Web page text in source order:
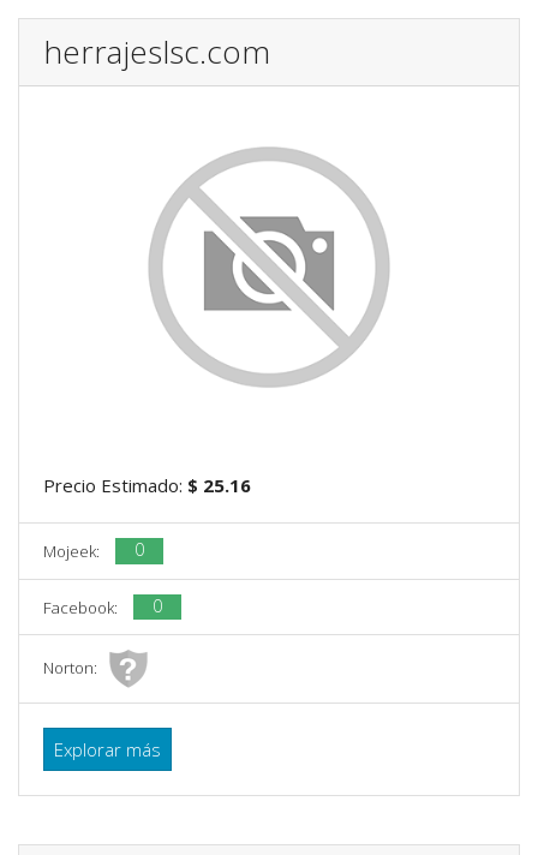
herrajeslsc.com
Precio Estimado: $ 25.16
Mojeek: 0
Facebook: 0
Norton:
Explorar más